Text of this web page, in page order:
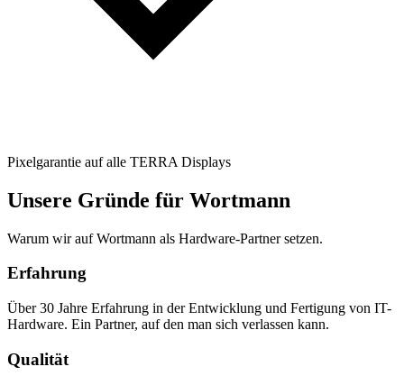
Pixelgarantie auf alle TERRA Displays
Unsere Gründe für Wortmann
Warum wir auf Wortmann als Hardware-Partner setzen.
Erfahrung
Über 30 Jahre Erfahrung in der Entwicklung und Fertigung von IT-
Hardware. Ein Partner, auf den man sich verlassen kann.
Qualität